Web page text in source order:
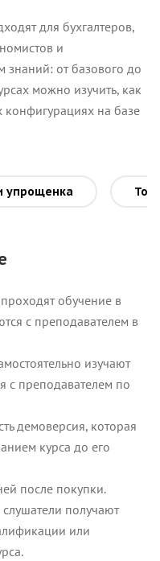
для бухгалтеров,
и
знаний: от базового до
можно изучить, как
конфигурациях на базе
упрощенка
обучение в
с преподавателем в
изучают
с преподавателем по
демоверсия, которая
курса до его
после покупки.
получают
или